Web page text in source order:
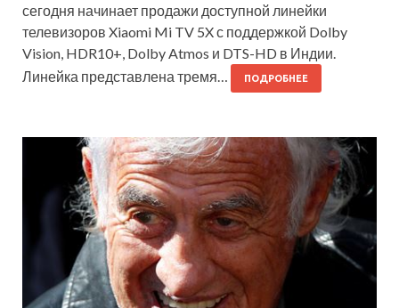
сегодня начинает продажи доступной линейки
телевизоров Xiaomi Mi TV 5X с поддержкой Dolby
Vision, HDR10+, Dolby Atmos и DTS-HD в Индии.
Линейка представлена тремя…
ПОДРОБНЕЕ